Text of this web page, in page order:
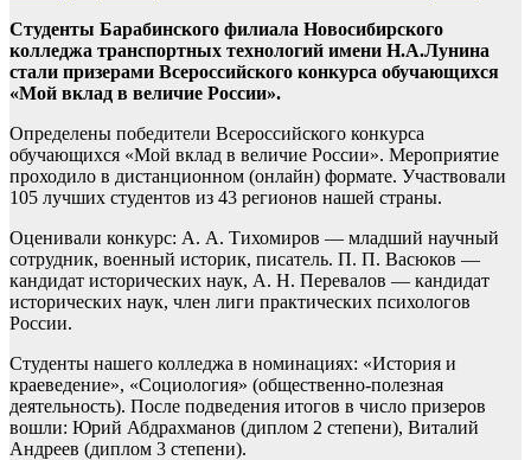
Студенты Барабинского филиала Новосибирского
колледжа транспортных технологий имени Н.А.Лунина
стали призерами Всероссийского конкурса обучающихся
«Мой вклад в величие России».
Определены победители Всероссийского конкурса
обучающихся «Мой вклад в величие России». Мероприятие
проходило в дистанционном (онлайн) формате. Участвовали
105 лучших студентов из 43 регионов нашей страны.
Оценивали конкурс: А. А. Тихомиров — младший научный
сотрудник, военный историк, писатель. П. П. Васюков —
кандидат исторических наук, А. Н. Перевалов — кандидат
исторических наук, член лиги практических психологов
России.
Студенты нашего колледжа в номинациях: «История и
краеведение», «Социология» (общественно-полезная
деятельность). После подведения итогов в число призеров
вошли: Юрий Абдрахманов (диплом 2 степени), Виталий
Андреев (диплом 3 степени).